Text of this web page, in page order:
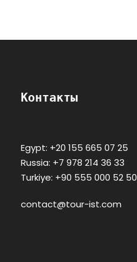
Контакты
Egypt: +20 155 665 07 25
Russia: +7 978 214 36 33
Turkiye: +90 555 000 52 50
contact@tour-ist.com